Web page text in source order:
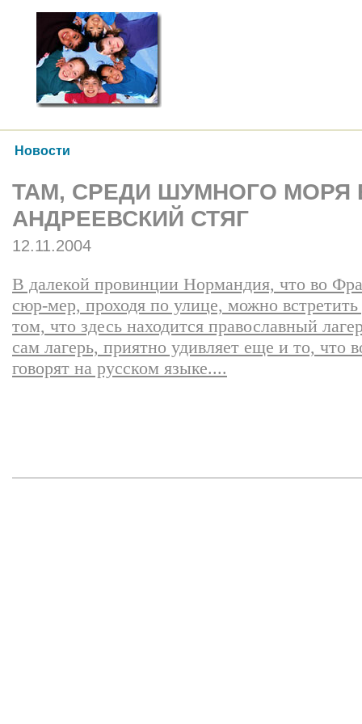
Новости
ТАМ, СРЕДИ ШУМНОГО МОРЯ
АНДРЕЕВСКИЙ СТЯГ
12.11.2004
В далекой провинции Нормандия, что во
сюр-мер, проходя по улице, можно встретить
том, что здесь находится православный
сам лагерь, приятно удивляет еще и то, что
говорят на русском языке....